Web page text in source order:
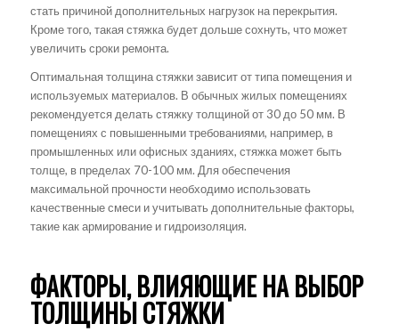
стать причиной дополнительных нагрузок на перекрытия.
Кроме того, такая стяжка будет дольше сохнуть, что может
увеличить сроки ремонта.
Оптимальная толщина стяжки зависит от типа помещения и
используемых материалов. В обычных жилых помещениях
рекомендуется делать стяжку толщиной от 30 до 50 мм. В
помещениях с повышенными требованиями, например, в
промышленных или офисных зданиях, стяжка может быть
толще, в пределах 70-100 мм. Для обеспечения
максимальной прочности необходимо использовать
качественные смеси и учитывать дополнительные факторы,
такие как армирование и гидроизоляция.
ФАКТОРЫ, ВЛИЯЮЩИЕ НА ВЫБОР
ТОЛЩИНЫ СТЯЖКИ